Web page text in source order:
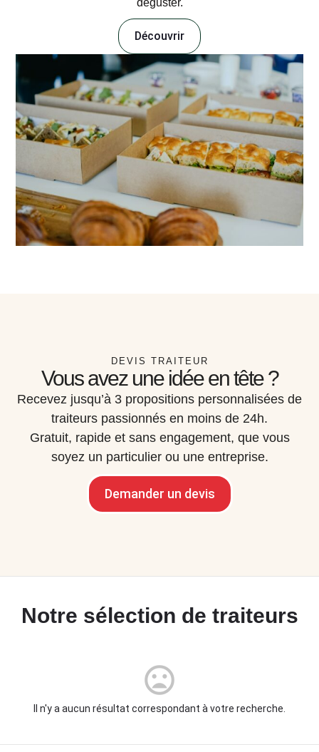
déguster.
Découvrir
DEVIS TRAITEUR
Vous avez une idée en tête ?
Recevez jusqu’à 3 propositions personnalisées de
traiteurs passionnés en moins de 24h.
Gratuit, rapide et sans engagement, que vous
soyez un particulier ou une entreprise.
Demander un devis
Notre sélection de traiteurs
Il n'y a aucun résultat correspondant à votre recherche.